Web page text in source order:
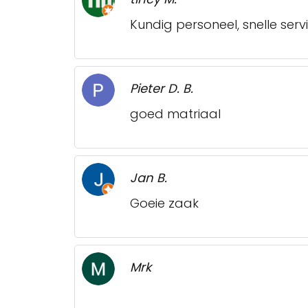
Kundig personeel, snelle
Pieter D. B.
goed matriaal
Jan B.
Goeie zaak
Mrk